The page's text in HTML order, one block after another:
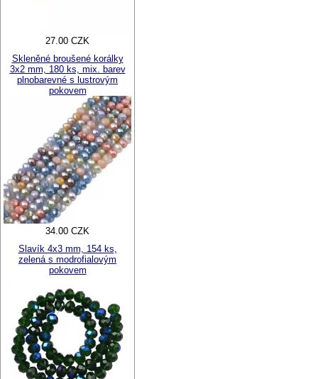
27.00 CZK
Skleněné broušené korálky
3x2 mm, 180 ks, mix. barev
plnobarevné s lustrovým
pokovem
34.00 CZK
Slavík 4x3 mm, 154 ks,
zelená s modrofialovým
pokovem